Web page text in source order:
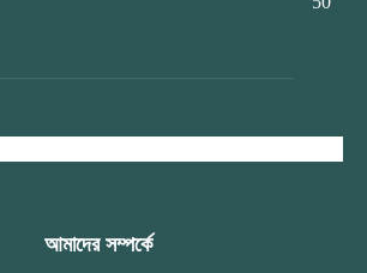
আমাদের সম্পর্কে